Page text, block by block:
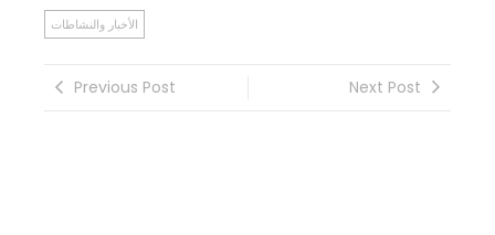
الأخبار والنشاطات
Previous Post Next Post